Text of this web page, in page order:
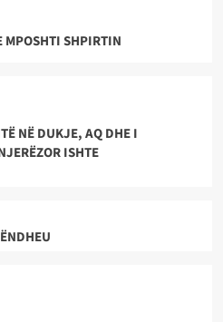
MPOSHTI SHPIRTIN
NË DUKJE, AQ DHE I
ISHTE